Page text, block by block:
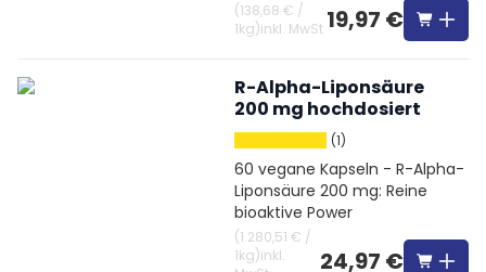
(138,68 € /
1kg)inkl. MwSt 19,97 €
R-Alpha-Liponsäure
200 mg hochdosiert
(1)
60 vegane Kapseln - R-Alpha-
Liponsäure 200 mg: Reine
bioaktive Power
(1.280,51 € /
1kg)inkl.
24,97 €